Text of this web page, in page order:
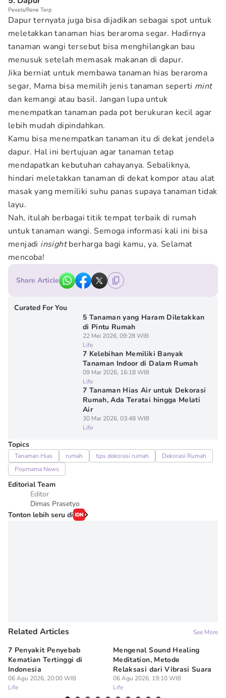
Pexels/Rene Terp
Dapur ternyata juga bisa dijadikan sebagai spot untuk
meletakkan tanaman hias beraroma segar. Hadirnya
tanaman wangi tersebut bisa menghilangkan bau
menusuk setelah memasak makanan di dapur.
Jika berniat untuk membawa tanaman hias beraroma
segar, Mama bisa memilih jenis tanaman seperti mint
dan kemangi atau basil. Jangan lupa untuk
menempatkan tanaman pada pot berukuran kecil agar
lebih mudah dipindahkan.
Kamu bisa menempatkan tanaman itu di dekat jendela
dapur. Hal ini bertujuan agar tanaman tetap
mendapatkan kebutuhan cahayanya. Sebaliknya,
hindari meletakkan tanaman di dekat kompor atau alat
masak yang memiliki suhu panas supaya tanaman tidak
layu.
Nah, itulah berbagai titik tempat terbaik di rumah
untuk tanaman wangi. Semoga informasi kali ini bisa
menjadi insightberharga bagi kamu, ya. Selamat
mencoba!
Share Article
Curated For You
5 Tanaman yang Haram Diletakkan
di Pintu Rumah
22 Mei 2026, 09:28 WIB
Life
7 Kelebihan Memiliki Banyak
Tanaman Indoor di Dalam Rumah
09 Mar 2026, 16:18 WIB
Life
7 Tanaman Hias Air untuk Dekorasi
Rumah, Ada Teratai hingga Melati
Air
30 Mar 2026, 03:48 WIB
Life
Topics
Tanaman Hias rumah tips dekorasi rumah
Dekorasi Rumah
Popmama News
Editorial Team
Editor
Dimas Prasetyo
Tonton lebih seru di
Related Articles See More
7 Penyakit Penyebab
Kematian Tertinggi di
Indonesia
06 Agu 2026, 20:00 WIB
Life
Mengenal Sound Healing
Meditation, Metode
Relaksasi dari Vibrasi Suara
06 Agu 2026, 19:10 WIB
Life